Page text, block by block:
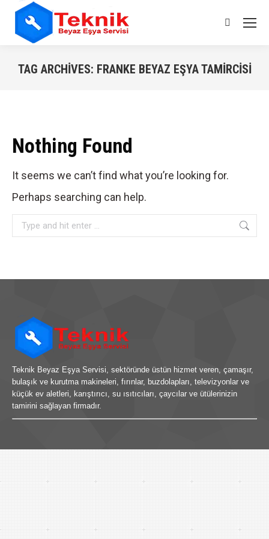
Search:
TAG ARCHIVES: FRANKE BEYAZ EŞYA TAMIRCISI
Nothing Found
It seems we can’t find what you’re looking for.
Perhaps searching can help.
Search:
Teknik Beyaz Eşya Servisi, sektöründe üstün hizmet veren, çamaşır,
bulaşık ve kurutma makineleri, fırınlar, buzdolapları, televizyonlar ve
küçük ev aletleri, karıştırıcı, su ısıtıcıları, çaycılar ve ütülerinizin
tamirini sağlayan firmadır.